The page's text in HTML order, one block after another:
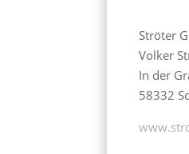
Ströter
Volker
In der
58332